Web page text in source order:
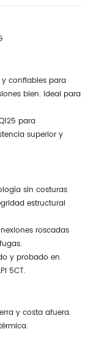
confiables para
bien. Ideal para
para
superior y
sin costuras
estructural
roscadas
y probado en
5CT.
y costa afuera.